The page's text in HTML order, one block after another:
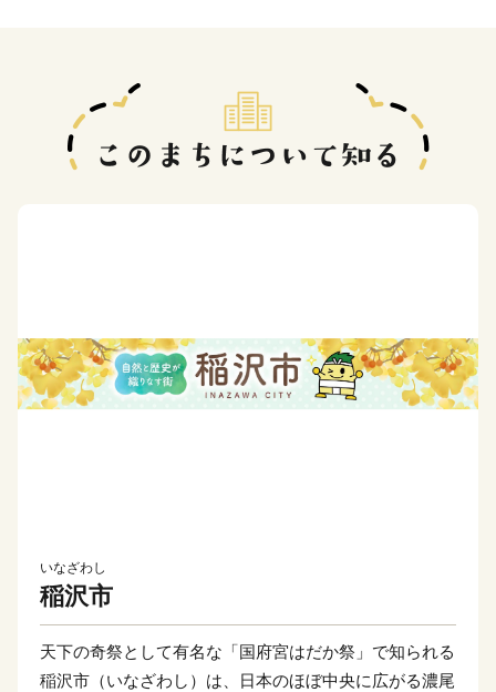
いなざわし
稲沢市
天下の奇祭として有名な「国府宮はだか祭」で知られる
稲沢市（いなざわし）は、日本のほぼ中央に広がる濃尾